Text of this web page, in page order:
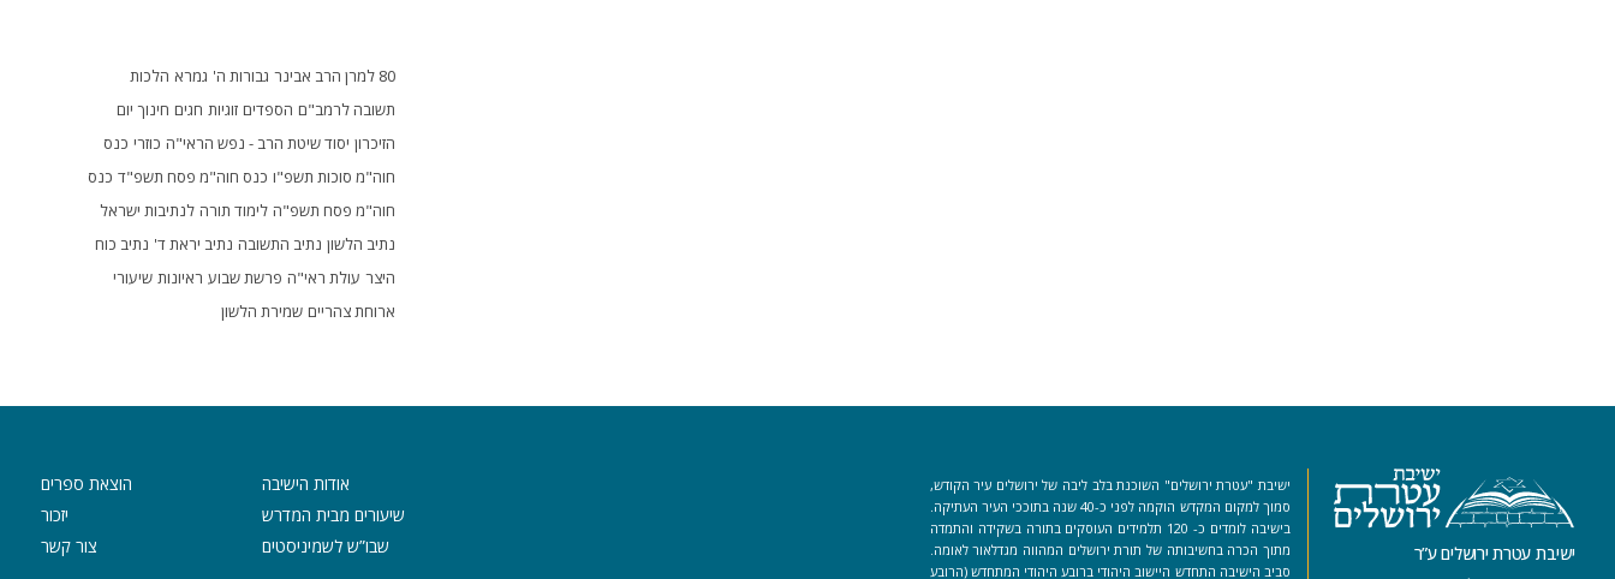
80 למרן הרב אבינר גבורות ה' גמרא הלכות
תשובה לרמב"ם הספדים זוגיות חגים חינוך יום
הזיכרון יסוד שיטת הרב - נפש הראי"ה כוזרי כנס
חוה"מ סוכות תשפ"ו כנס חוה"מ פסח תשפ"ד כנס
חוה"מ פסח תשפ"ה לימוד תורה לנתיבות ישראל
נתיב הלשון נתיב התשובה נתיב יראת ד' נתיב כוח
היצר עולת ראי"ה פרשת שבוע ראיונות שיעורי
ארוחת צהריים שמירת הלשון
ישיבת עטרת ירושלים ע”ר
ישיבת "עטרת ירושלים" השוכנת בלב ליבה של ירושלים עיר הקודש,
סמוך למקום המקדש הוקמה לפני כ-40 שנה בתוככי העיר העתיקה.
בישיבה לומדים כ- 120 תלמידים העוסקים בתורה בשקידה והתמדה
מתוך הכרה בחשיבותה של תורת ירושלים המהווה מגדלאור לאומה.
סביב הישיבה התחדש היישוב היהודי ברובע היהודי המתחדש (הרובע
אודות הישיבה
שיעורים מבית המדרש
שבו”ש לשמיניסטים
הוצאת ספרים
יזכור
צור קשר